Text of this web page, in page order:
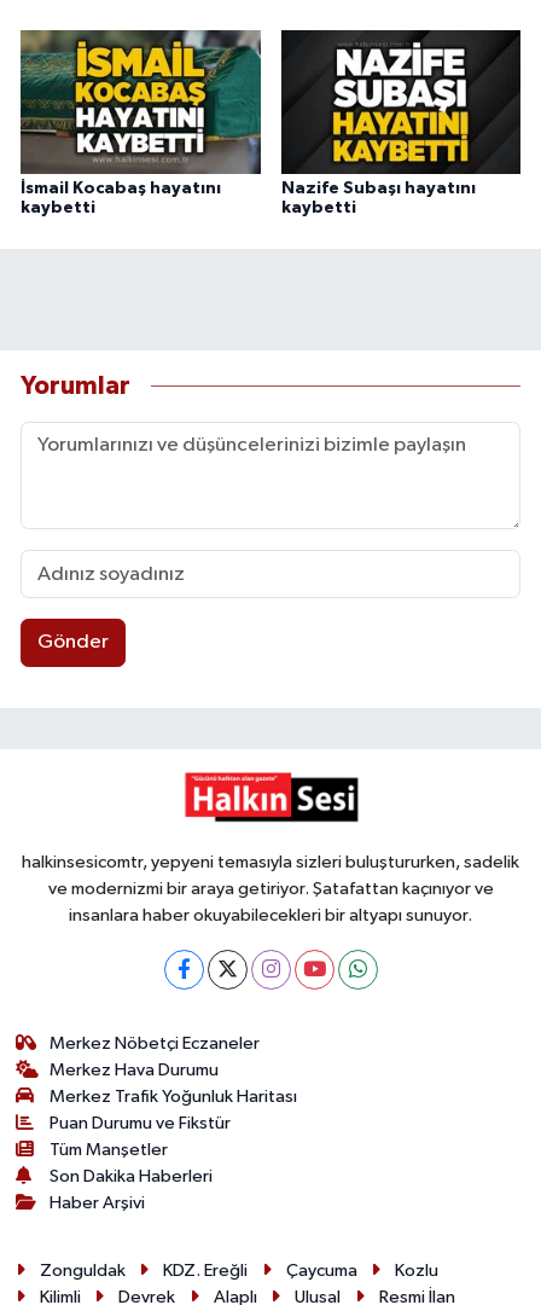
İsmail Kocabaş hayatını
kaybetti
Nazife Subaşı hayatını
kaybetti
Yorumlar
Gönder
halkinsesicomtr, yepyeni temasıyla sizleri buluştururken, sadelik
ve modernizmi bir araya getiriyor. Şatafattan kaçınıyor ve
insanlara haber okuyabilecekleri bir altyapı sunuyor.
Merkez Nöbetçi Eczaneler
Merkez Hava Durumu
Merkez Trafik Yoğunluk Haritası
Puan Durumu ve Fikstür
Tüm Manşetler
Son Dakika Haberleri
Haber Arşivi
Zonguldak KDZ. Ereğli Çaycuma
Kozlu
Kilimli
Devrek Alaplı Ulusal Resmi İlan